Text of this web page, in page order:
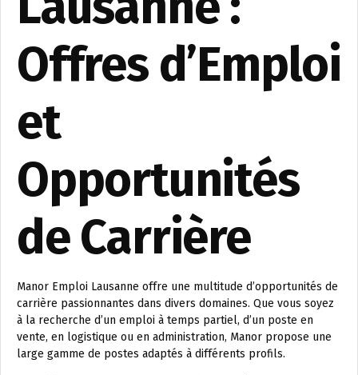
Offres d’Emploi
et
Opportunités
de Carrière
Manor Emploi Lausanne offre une multitude d’opportunités de
carrière passionnantes dans divers domaines. Que vous soyez
à la recherche d’un emploi à temps partiel, d’un poste en
vente, en logistique ou en administration, Manor propose une
large gamme de postes adaptés à différents profils.